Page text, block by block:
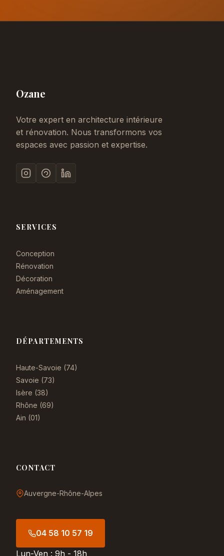
Ozane
Votre expert en architecture intérieure
et rénovation. Nous transformons vos
espaces avec passion et expertise.
SERVICES
Conception
Rénovation
Décoration
Aménagement
DÉPARTEMENTS
Haute-Savoie (74)
Savoie (73)
Isère (38)
Rhône (69)
Ain (01)
CONTACT
Auvergne-Rhône-Alpes
04 58 10 57 19
Lun-Ven : 9h - 18h